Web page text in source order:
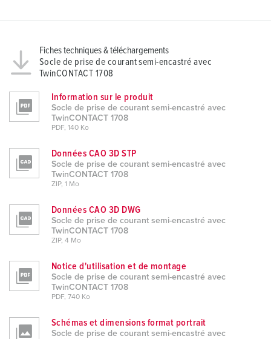
Fiches techniques & téléchargements
Socle de prise de courant semi-encastré avec
TwinCONTACT 1708
Information sur le produit
Socle de prise de courant semi-encastré avec
TwinCONTACT 1708
PDF, 140 Ko
Données CAO 3D STP
Socle de prise de courant semi-encastré avec
TwinCONTACT 1708
ZIP, 1 Mo
Données CAO 3D DWG
Socle de prise de courant semi-encastré avec
TwinCONTACT 1708
ZIP, 4 Mo
Notice d'utilisation et de montage
Socle de prise de courant semi-encastré avec
TwinCONTACT 1708
PDF, 740 Ko
Schémas et dimensions format portrait
Socle de prise de courant semi-encastré avec